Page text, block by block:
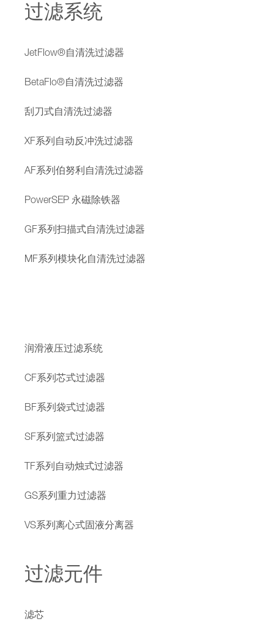
过滤系统
JetFlow®自清洗过滤器
BetaFlo®自清洗过滤器
刮刀式自清洗过滤器
XF系列自动反冲洗过滤器
AF系列伯努利自清洗过滤器
PowerSEP 永磁除铁器
GF系列扫描式自清洗过滤器
MF系列模块化自清洗过滤器
润滑液压过滤系统
CF系列芯式过滤器
BF系列袋式过滤器
SF系列篮式过滤器
TF系列自动烛式过滤器
GS系列重力过滤器
VS系列离心式固液分离器
过滤元件
滤芯